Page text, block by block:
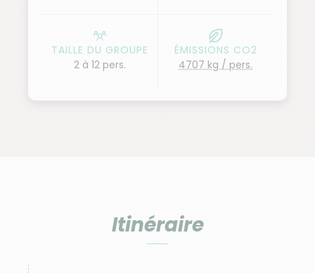
TAILLE DU GROUPE
2 à 12 pers.
ÉMISSIONS CO2
4707 kg / pers.
Itinéraire